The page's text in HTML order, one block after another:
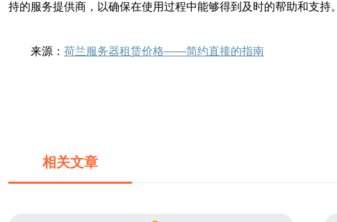
持的服务提供商，以确保在使用过程中能够得到及时的帮助和支持。
来源： 荷兰服务器租赁价格——简约直接的指南
相关文章